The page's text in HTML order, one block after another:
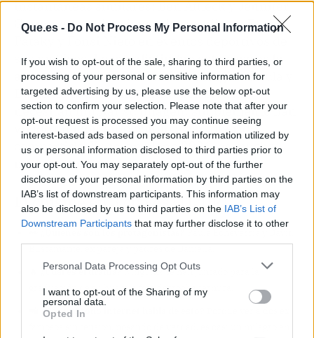
Que.es - Do Not Process My Personal Information
If you wish to opt-out of the sale, sharing to third parties, or
processing of your personal or sensitive information for
targeted advertising by us, please use the below opt-out
section to confirm your selection. Please note that after your
opt-out request is processed you may continue seeing
interest-based ads based on personal information utilized by
us or personal information disclosed to third parties prior to
your opt-out. You may separately opt-out of the further
disclosure of your personal information by third parties on the
IAB’s list of downstream participants. This information may
also be disclosed by us to third parties on the IAB’s List of
Downstream Participants that may further disclose it to other
Personal Data Processing Opt Outs
I want to opt-out of the Sharing of my
personal data.
Opted In
instantáneas similares: Ben Affleck y Jennifer
Garner en graduaciones de sus hijos, o Elsa
sus mellizos.Lo que distingue este caso es la
ausencia total de filtros ni estrategias. Paula y
David no están vendiendo exclusiva ni
necesitan limpiar su imagen: simplemente han
vivido un momento bonito y han querido
compartirlo. Y eso, en pleno 2026, es mucho
más revolucionario que cualquier beef.
El chisme en 3 claves (TL;DR)
👀 ¿Quiénes son los protagonistas?
🔥 ¿Cuál es el drama?Ninguno: se han juntado para la
graduación de su hija y la foto derrocha ternura.
📲 ¿Por qué todo internet habla de esto?